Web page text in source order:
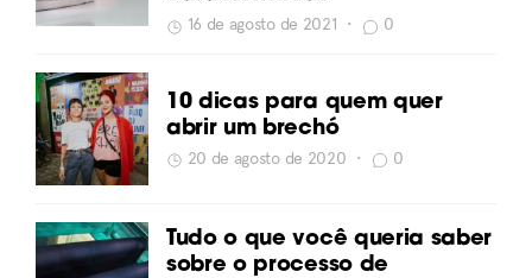
16 de agosto de 2021 • 0
10 dicas para quem quer
abrir um brechó
20 de agosto de 2020 • 0
Tudo o que você queria saber
sobre o processo de